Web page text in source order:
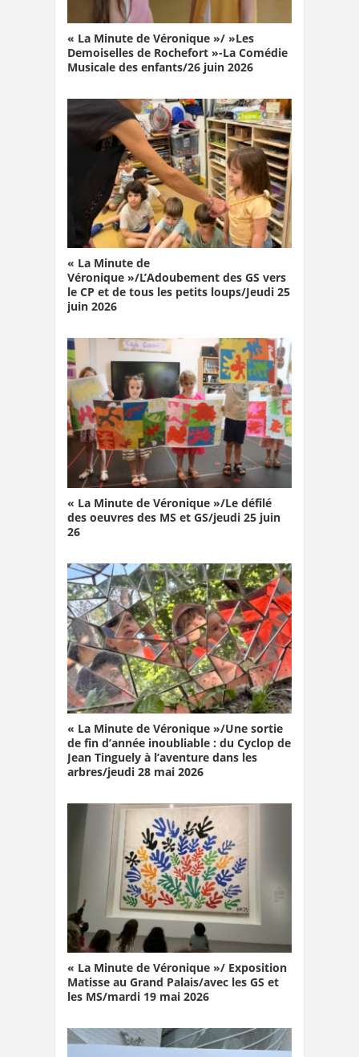
« La Minute de Véronique »/ »Les
Demoiselles de Rochefort »-La Comédie
Musicale des enfants/26 juin 2026
« La Minute de
Véronique »/L’Adoubement des GS vers
le CP et de tous les petits loups/Jeudi 25
juin 2026
« La Minute de Véronique »/Le défilé
des oeuvres des MS et GS/jeudi 25 juin
26
« La Minute de Véronique »/Une sortie
de fin d’année inoubliable : du Cyclop de
Jean Tinguely à l’aventure dans les
arbres/jeudi 28 mai 2026
« La Minute de Véronique »/ Exposition
Matisse au Grand Palais/avec les GS et
les MS/mardi 19 mai 2026